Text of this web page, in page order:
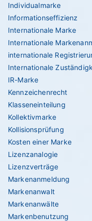
Individualmarke
Informationseffizienz
Internationale Marke
Internationale
internationale
Internationale
IR-Marke
Kennzeichenrecht
Klasseneinteilung
Kollektivmarke
Kollisionsprüfung
Kosten einer Marke
Lizenzanalogie
Lizenzverträge
Markenanmeldung
Markenanwalt
Markenanwälte
Markenbenutzung